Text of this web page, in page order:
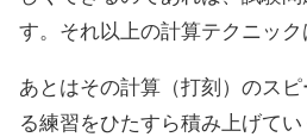
す。それ以上の計算テクニック
あとはその計算（打刻）のス
る練習をひたすら積み上げて